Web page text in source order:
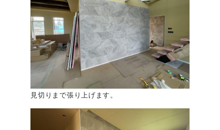
見切りまで張り上げます。